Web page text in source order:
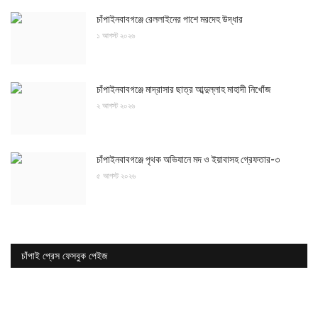
চাঁপাইনবাবগঞ্জে রেললাইনের পাশে মরদেহ উদ্ধার
১ আগস্ট ২০২৬
চাঁপাইনবাবগঞ্জে মাদ্রাসার ছাত্র আব্দুল্লাহ মাহাদী নিখোঁজ
২ আগস্ট ২০২৬
চাঁপাইনবাবগঞ্জে পৃথক অভিযানে মদ ও ইয়াবাসহ গ্রেফতার-৩
৫ আগস্ট ২০২৬
চাঁপাই প্রেস ফেসবুক পেইজ